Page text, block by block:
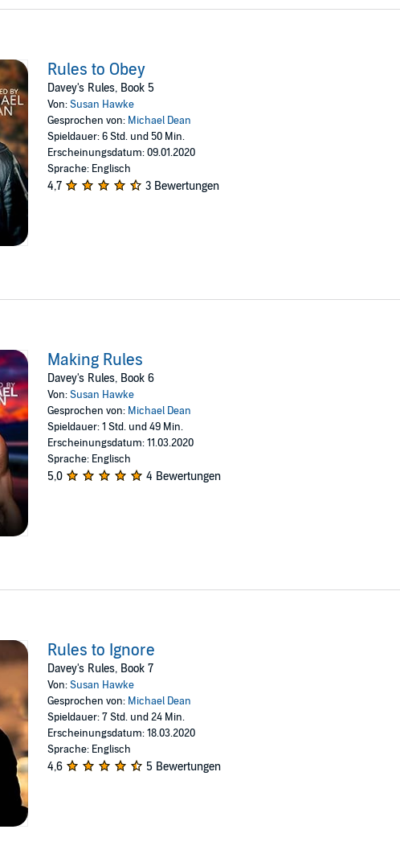
Rules to Obey
Davey's Rules, Book 5
Von:Susan Hawke
Gesprochen von: Michael Dean
Spieldauer: 6 Std. und 50 Min.
Erscheinungsdatum: 09.01.2020
Sprache: Englisch
4,7 3 Bewertungen
Making Rules
Davey's Rules, Book 6
Von:Susan Hawke
Gesprochen von: Michael Dean
Spieldauer: 1 Std. und 49 Min.
Erscheinungsdatum: 11.03.2020
Sprache: Englisch
5,0 4 Bewertungen
Rules to Ignore
Davey's Rules, Book 7
Von:Susan Hawke
Gesprochen von: Michael Dean
Spieldauer: 7 Std. und 24 Min.
Erscheinungsdatum: 18.03.2020
Sprache: Englisch
4,6 5 Bewertungen